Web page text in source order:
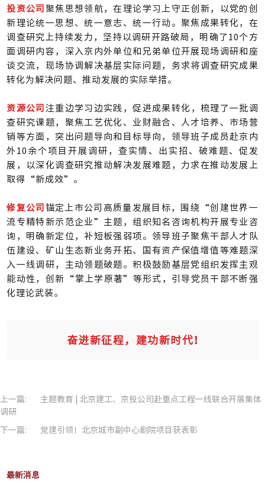
投资公司 聚焦思想领航，在理论学习上守正创新，以党的创
新理论统一思想、统一意志、统一行动。聚焦成果转化，在
调查研究上持续发力，坚持以调研开路破局，明确了10个方
面调研内容，深入京内外单位和兄弟单位开展现场调研和座
谈交流，现场协调解决基层实际问题，务求将调查研究成果
转化为解决问题、推动发展的实际举措。
资源公司 注重边学习边实践，促进成果转化，梳理了一批调
查研究课题，聚焦工艺优化、业财融合、人才培养、市场营
销等方面，突出问题导向和目标导向，领导班子成员赴京内
外10余个项目开展调研，查实情、出实招、破难题、促发
展，以深化调查研究推动解决发展难题，力求在推动发展上
取得“新成效”。
修复公司 锚定上市公司高质量发展目标，围绕“创建世界一
流专精特新示范企业”主题，组织知名咨询机构开展专业咨
询，明确新定位，补短板强弱项。领导班子聚焦干部人才队
伍建设、矿山生态新业务开拓、国有资产保值增值等难题深
入一线调研，主动领题破题。积极鼓励基层党组织发挥主观
能动性，创新“掌上学原著”等形式，引导党员干部不断强
化理论武装。
奋进新征程，建功新时代！
上一篇:
主题教育 | 北京建工、京投公司赴重点工程一线联合开展集体
调研
下一篇: 党建引领！北京城市副中心剧院项目获表彰
最新消息